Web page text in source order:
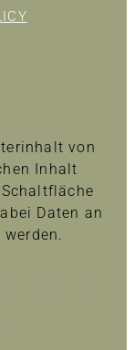
von
Inhalt
Daten an